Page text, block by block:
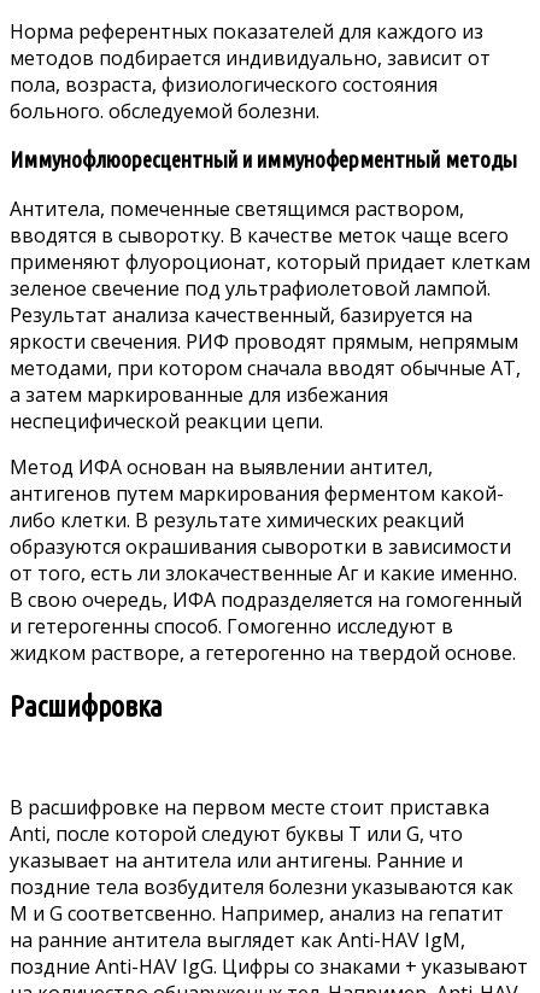
Норма референтных показателей для каждого из
методов подбирается индивидуально, зависит от
пола, возраста, физиологического состояния
больного. обследуемой болезни.
Иммунофлюоресцентный и иммуноферментный методы
Антитела, помеченные светящимся раствором,
вводятся в сыворотку. В качестве меток чаще всего
применяют флуороционат, который придает клеткам
зеленое свечение под ультрафиолетовой лампой.
Результат анализа качественный, базируется на
яркости свечения. РИФ проводят прямым, непрямым
методами, при котором сначала вводят обычные АТ,
а затем маркированные для избежания
неспецифической реакции цепи.
Метод ИФА основан на выявлении антител,
антигенов путем маркирования ферментом какой-
либо клетки. В результате химических реакций
образуются окрашивания сыворотки в зависимости
от того, есть ли злокачественные Аг и какие именно.
В свою очередь, ИФА подразделяется на гомогенный
и гетерогенны способ. Гомогенно исследуют в
жидком растворе, а гетерогенно на твердой основе.
Расшифровка
В расшифровке на первом месте стоит приставка
Anti, после которой следуют буквы T или G, что
указывает на антитела или антигены. Ранние и
поздние тела возбудителя болезни указываются как
M и G соответсвенно. Например, анализ на гепатит
на ранние антитела выглядет как Аnti-НАV IgМ,
поздние Аnti-НАV IgG. Цифры со знаками + указывают